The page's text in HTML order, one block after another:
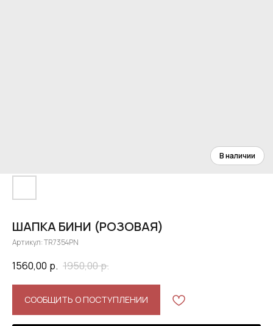
ШАПКА БИНИ (РОЗОВАЯ)
Артикул:TR7354PN
1560,00 р. 1950,00р.
СООБЩИТЬ О ПОСТУПЛЕНИИ